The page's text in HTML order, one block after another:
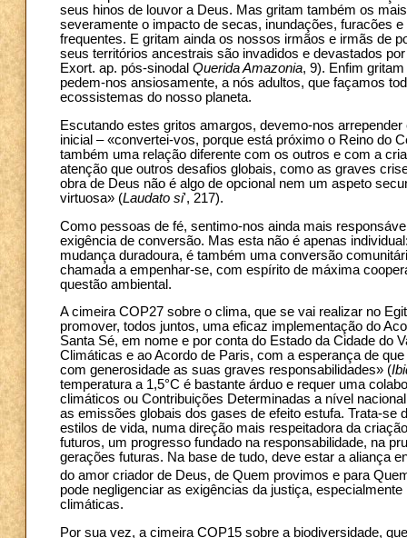
seus hinos de louvor a Deus. Mas gritam também os
severamente o impacto de secas, inundações, furacões
frequentes. E gritam ainda os nossos irmãos e irmãs de
seus territórios ancestrais são invadidos e devastados
Exort. ap. pós-sinodal Querida Amazonia, 9). Enfim
pedem-nos ansiosamente, a nós adultos, que façamos
ecossistemas do nosso planeta.
Escutando estes gritos amargos, devemo-nos
inicial – «convertei-vos, porque está próximo o Reino do
também uma relação diferente com os outros e com a
atenção que outros desafios globais, como as graves
obra de Deus não é algo de opcional nem um aspeto
virtuosa» (Laudato si', 217).
Como pessoas de fé, sentimo-nos ainda mais
exigência de conversão. Mas esta não é apenas
mudança duradoura, é também uma conversão
chamada a empenhar-se, com espírito de máxima
questão ambiental.
A cimeira COP27 sobre o clima, que se vai realizar no
promover, todos juntos, uma eficaz implementação do
Santa Sé, em nome e por conta do Estado da Cidade do
Climáticas e ao Acordo de Paris, com a esperança de
com generosidade as suas graves responsabilidades» (
temperatura a 1,5°C é bastante árduo e requer uma
climáticos ou Contribuições Determinadas a nível
as emissões globais dos gases de efeito estufa. Trata-
estilos de vida, numa direção mais respeitadora da
futuros, um progresso fundado na responsabilidade, na
gerações futuras. Na base de tudo, deve estar a aliança
do amor criador de Deus, de Quem provimos e para
pode negligenciar as exigências da justiça,
climáticas.
Por sua vez, a cimeira COP15 sobre a biodiversidade,